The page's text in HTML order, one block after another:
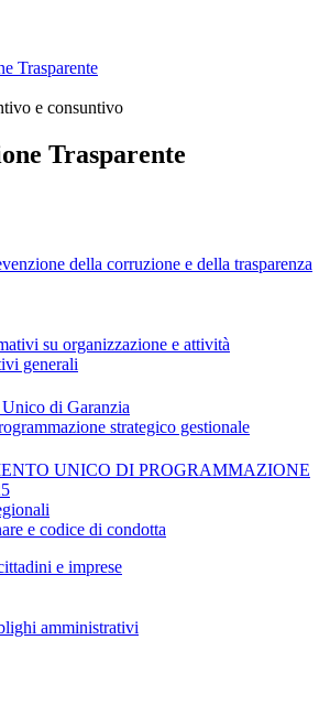
Trasparente
e consuntivo
Trasparente
della corruzione e della trasparenza
su organizzazione e attività
generali
di Garanzia
strategico gestionale
UNICO DI PROGRAMMAZIONE
e codice di condotta
e imprese
amministrativi